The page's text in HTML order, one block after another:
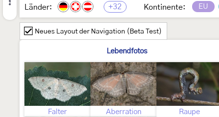
Länder: +32 Kontinente: EU
Neues Layout der Navigation (Beta Test)
Lebendfotos
Falter Aberration Raupe